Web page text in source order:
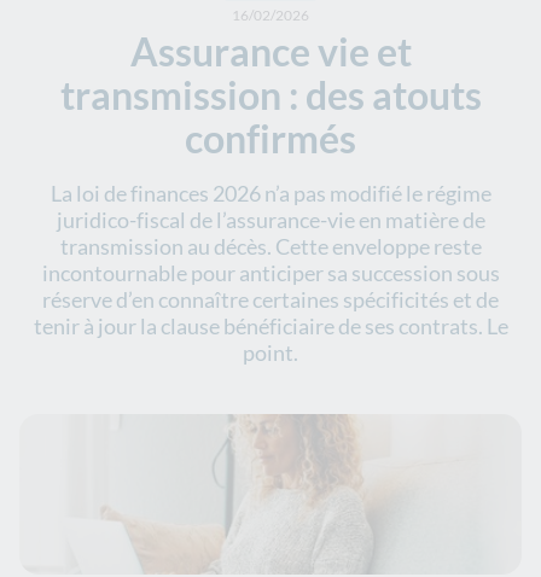
Assurance vie et
transmission : des atouts
confirmés
16/02/2026
La loi de finances 2026 n’a pas modifié le régime
juridico-fiscal de l’assurance-vie en matière de
transmission au décès. Cette enveloppe reste
incontournable pour anticiper sa succession sous
réserve d’en connaître certaines spécificités et de
tenir à jour la clause bénéficiaire de ses contrats. Le
point.